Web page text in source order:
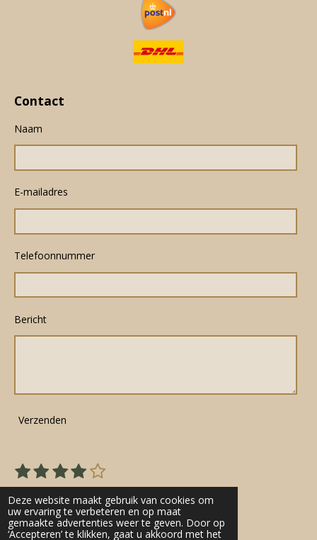
Deze website maakt gebruik van cookies om
uw ervaring te verbeteren en op maat
gemaakte advertenties weer te geven. Door op
‘Accepteren’ te klikken, gaat u akkoord met het
Contact
Naam
E-mailadres
Telefoonnummer
Bericht
Verzenden
R
a
t
i
1
s
t
e
2
s
t
e
3
s
t
e
4
s
t
e
5
s
t
e
S
e
m
m
e
22 stemmen